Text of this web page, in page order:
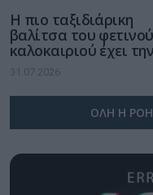
Η πιο ταξιδιάρικη
βαλίτσα του φετινού
καλοκαιριού έχει την
υπογραφή της Xiaomi
31.07.2026
ΟΛΗ Η